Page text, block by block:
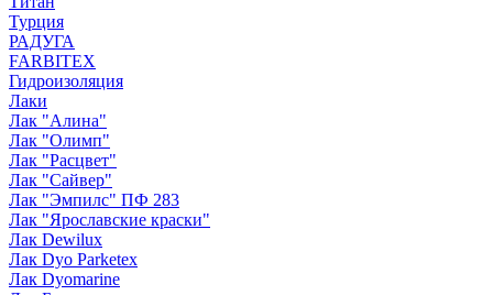
Турция
РАДУГА
FARBITEX
Гидроизоляция
Лаки
Лак "Алина"
Лак "Олимп"
Лак "Расцвет"
Лак "Сайвер"
Лак "Эмпилс" ПФ 283
Лак "Ярославские краски"
Лак Dewilux
Лак Dyo Parketex
Лак Dyomarine